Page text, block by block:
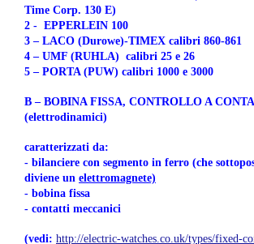
Time Corp. 130 E)
2 - EPPERLEIN 100
3 – LACO (Durowe)-TIMEX calibri 860-861
4 – UMF (RUHLA) calibri 25 e 26
5 – PORTA (PUW) calibri 1000 e 3000
B – BOBINA FISSA, CONTROLLO A
(elettrodinamici)
caratterizzati da:
- bilanciere con segmento in ferro (che
diviene un elettromagnete)
- bobina fissa
- contatti meccanici
(vedi: http://electric-watches.co.uk/types/fixed-